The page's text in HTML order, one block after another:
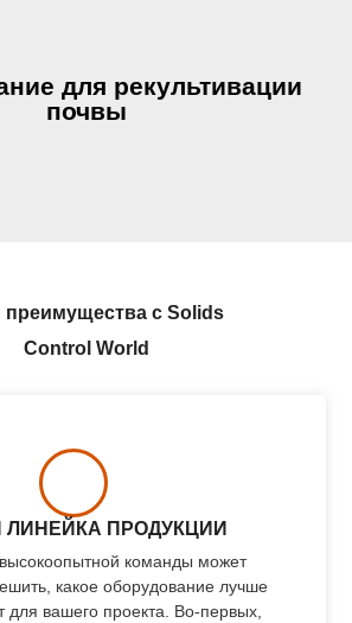
для рекультивации
почвы
преимущества с Solids
Control World
ЛИНЕЙКА ПРОДУКЦИИ
команды может
какое оборудование лучше
для вашего проекта. Во-первых,